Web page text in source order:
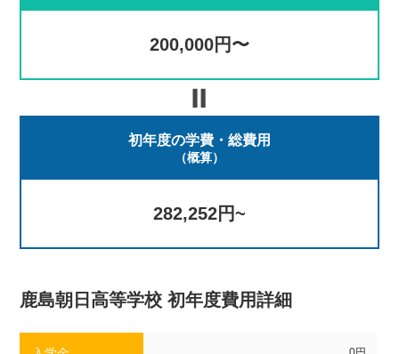
200,000円〜
初年度の学費・総費用
（概算）
282,252円~
鹿島朝日高等学校 初年度費用詳細